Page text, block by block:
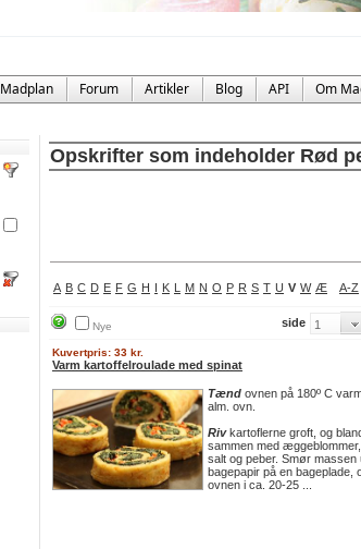
Madplan Forum Artikler Blog API Om
Opskrifter som indeholder Rød
A B C D E F G H I K L M N O P R S T U V W Æ A-Z
Nye side
Kuvertpris: 33 kr.
Varm kartoffelroulade med spinat
Tænd ovnen på 180º C
alm. ovn.
Rivkartoflerne groft, og
sammen med
salt og peber. Smør massen
bagepapir på en bageplade,
ovnen i ca. 20-25 ...